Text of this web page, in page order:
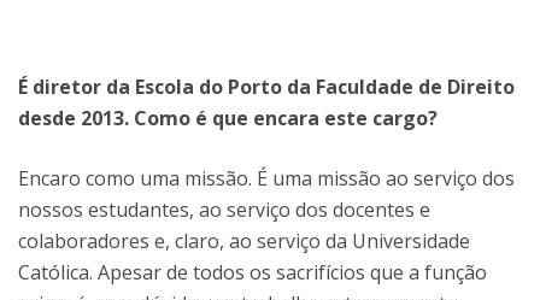
É diretor da Escola do Porto da Faculdade de Direito
desde 2013. Como é que encara este cargo?
Encaro como uma missão. É uma missão ao serviço dos
nossos estudantes, ao serviço dos docentes e
colaboradores e, claro, ao serviço da Universidade
Católica. Apesar de todos os sacrifícios que a função